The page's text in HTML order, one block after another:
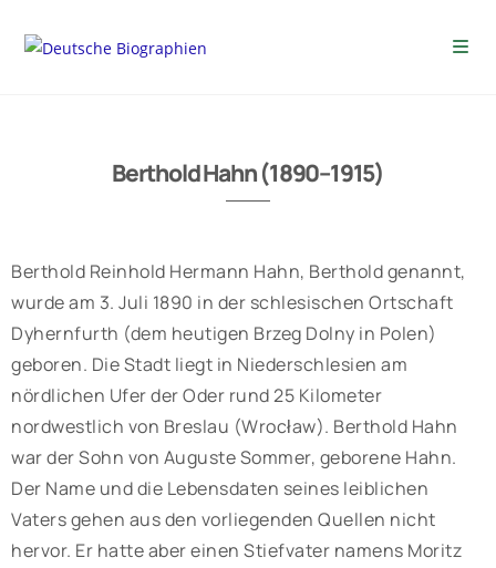
Berthold Hahn (1890–1915)
Berthold Reinhold Hermann Hahn, Berthold genannt,
wurde am 3. Juli 1890 in der schlesischen Ortschaft
Dyhernfurth (dem heutigen Brzeg Dolny in Polen)
geboren. Die Stadt liegt in Niederschlesien am
nördlichen Ufer der Oder rund 25 Kilometer
nordwestlich von Breslau (Wrocław). Berthold Hahn
war der Sohn von Auguste Sommer, geborene Hahn.
Der Name und die Lebensdaten seines leiblichen
Vaters gehen aus den vorliegenden Quellen nicht
hervor. Er hatte aber einen Stiefvater namens Moritz